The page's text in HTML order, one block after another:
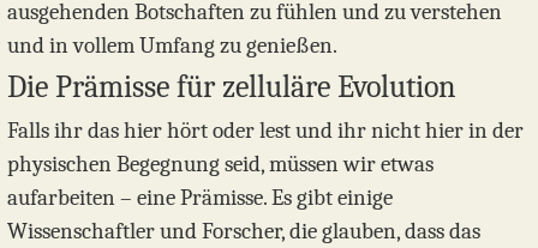
ausgehenden Botschaften zu fühlen und zu verstehen
und in vollem Umfang zu genießen.
Die Prämisse für zelluläre Evolution
Falls ihr das hier hört oder lest und ihr nicht hier in der
physischen Begegnung seid, müssen wir etwas
aufarbeiten – eine Prämisse. Es gibt einige
Wissenschaftler und Forscher, die glauben, dass das